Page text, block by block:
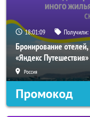
18:01:07 Получили:
Бронирование
«Яндекс Путешествия»
Россия
Промокод